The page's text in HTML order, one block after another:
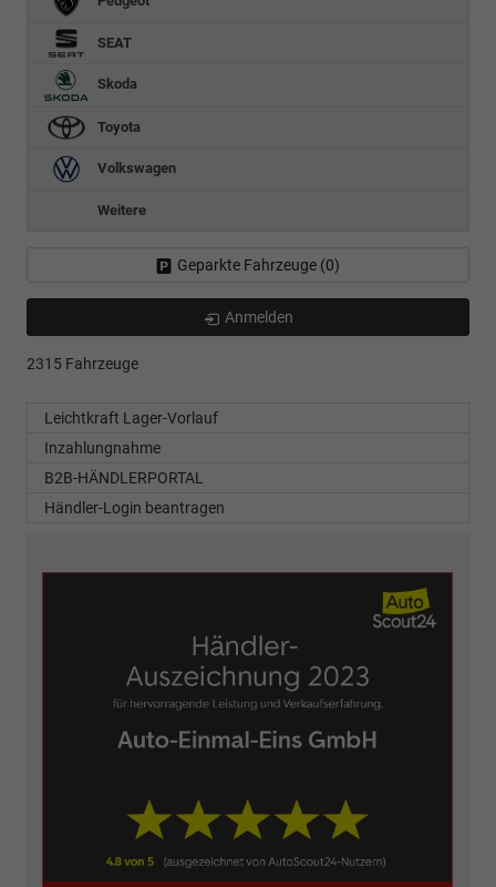
SEAT
Skoda
Toyota
Volkswagen
Weitere
Geparkte Fahrzeuge (0)
Anmelden
2315 Fahrzeuge
Leichtkraft Lager-Vorlauf
Inzahlungnahme
B2B-HÄNDLERPORTAL
Händler-Login beantragen